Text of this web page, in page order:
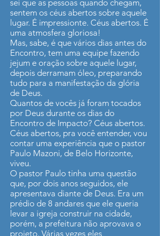
sei que as pessoas quando chegam,
sentem os céus abertos sobre aquele
lugar. É impressionte. Céus abertos. É
uma atmosfera gloriosa!
Mas, sabe, é que vários dias antes do
Encontro, tem uma equipe fazendo
jejum e oração sobre aquele lugar,
depois derramam óleo, preparando
tudo para a manifestação da glória
de Deus.
Quantos de vocês já foram tocados
por Deus durante os dias do
Encontro de Impacto? Céus abertos.
Céus abertos, pra você entender, vou
contar uma experiência que o pastor
Paulo Mazoni, de Belo Horizonte,
viveu.
O pastor Paulo tinha uma questão
que, por dois anos seguidos, ele
apresentava diante de Deus. Era um
prédio de 8 andares que ele queria
levar a igreja construir na cidade,
porém, a prefeitura não aprovava o
projeto. Várias vezes eles